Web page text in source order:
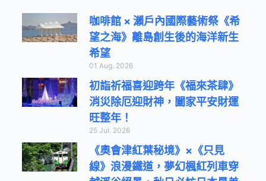
咖啡館 × 瀨戶內國際藝術祭《希
望之海》離島創生後的海洋新生
希望
01 Aug. 2026
初詣祈福喜迎跨年《福來茶肆》
消災除厄迎財神，闔家平安財運
旺整年！
25 Jul. 2026
《奧會津紅葉秘境》×《只見
線》浪漫鐵道，夢幻楓紅列車穿